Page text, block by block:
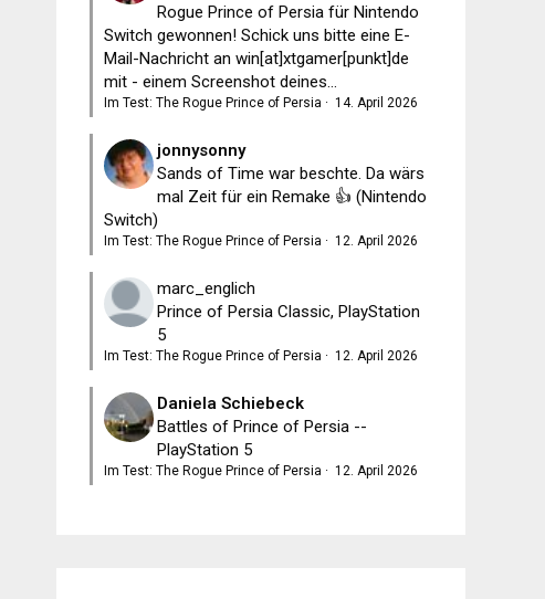
Rogue Prince of Persia für Nintendo
Switch gewonnen! Schick uns bitte eine E-
Mail-Nachricht an win[at]xtgamer[punkt]de
mit - einem Screenshot deines...
Im Test: The Rogue Prince of Persia · 14. April 2026
jonnysonny
Sands of Time war beschte. Da wärs
mal Zeit für ein Remake 👍 (Nintendo
Switch)
Im Test: The Rogue Prince of Persia · 12. April 2026
marc_englich
Prince of Persia Classic, PlayStation
5
Im Test: The Rogue Prince of Persia · 12. April 2026
Daniela Schiebeck
Battles of Prince of Persia --
PlayStation 5
Im Test: The Rogue Prince of Persia · 12. April 2026